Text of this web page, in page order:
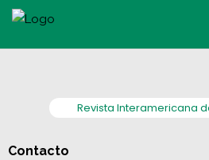
Revista Interamericana
Contacto